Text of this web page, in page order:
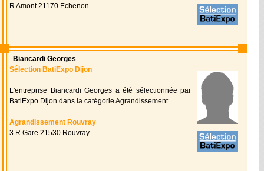
R Amont 21170 Echenon
Biancardi Georges
Sélection BatiExpo Dijon
L'entreprise Biancardi Georges a été sélectionnée par
BatiExpo Dijon dans la catégorie Agrandissement.
Agrandissement Rouvray
3 R Gare 21530 Rouvray